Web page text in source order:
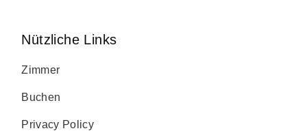
Nützliche Links
Zimmer
Buchen
Privacy Policy